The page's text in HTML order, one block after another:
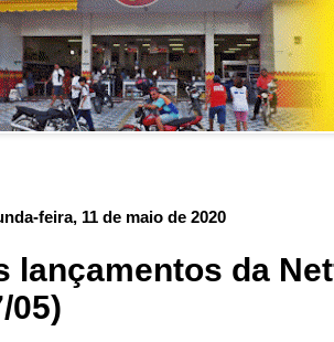
feira, 11 de maio de 2020
lançamentos da
05)